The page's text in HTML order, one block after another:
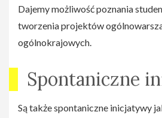
Dajemy możliwość poznania
tworzenia projektów
ogólnokrajowych.
Spontaniczne
Są także spontaniczne inicjatywy